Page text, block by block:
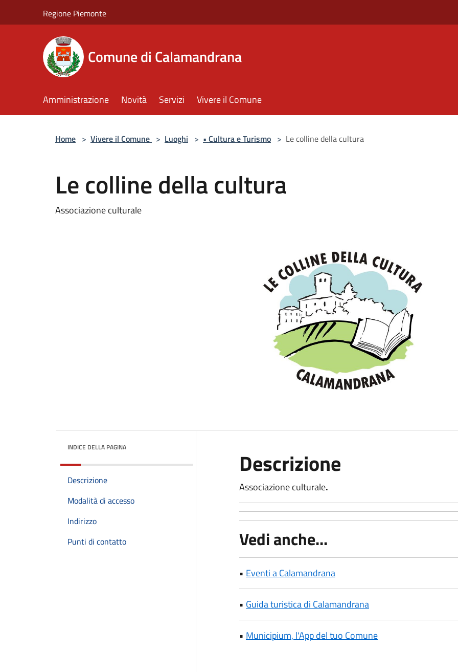
Regione Piemonte
Comune di Calamandrana
Amministrazione Novità Servizi Vivere il Comune
Home > Vivere il Comune > Luoghi > • Cultura e Turismo > Le colline della cultura
Le colline della cultura
Associazione culturale
INDICE DELLA PAGINA
Descrizione
Modalità di accesso
Indirizzo
Punti di contatto
Descrizione
Associazione culturale.
Vedi anche...
• Eventi a Calamandrana
• Guida turistica di Calamandrana
• Municipium, l'App del tuo Comune